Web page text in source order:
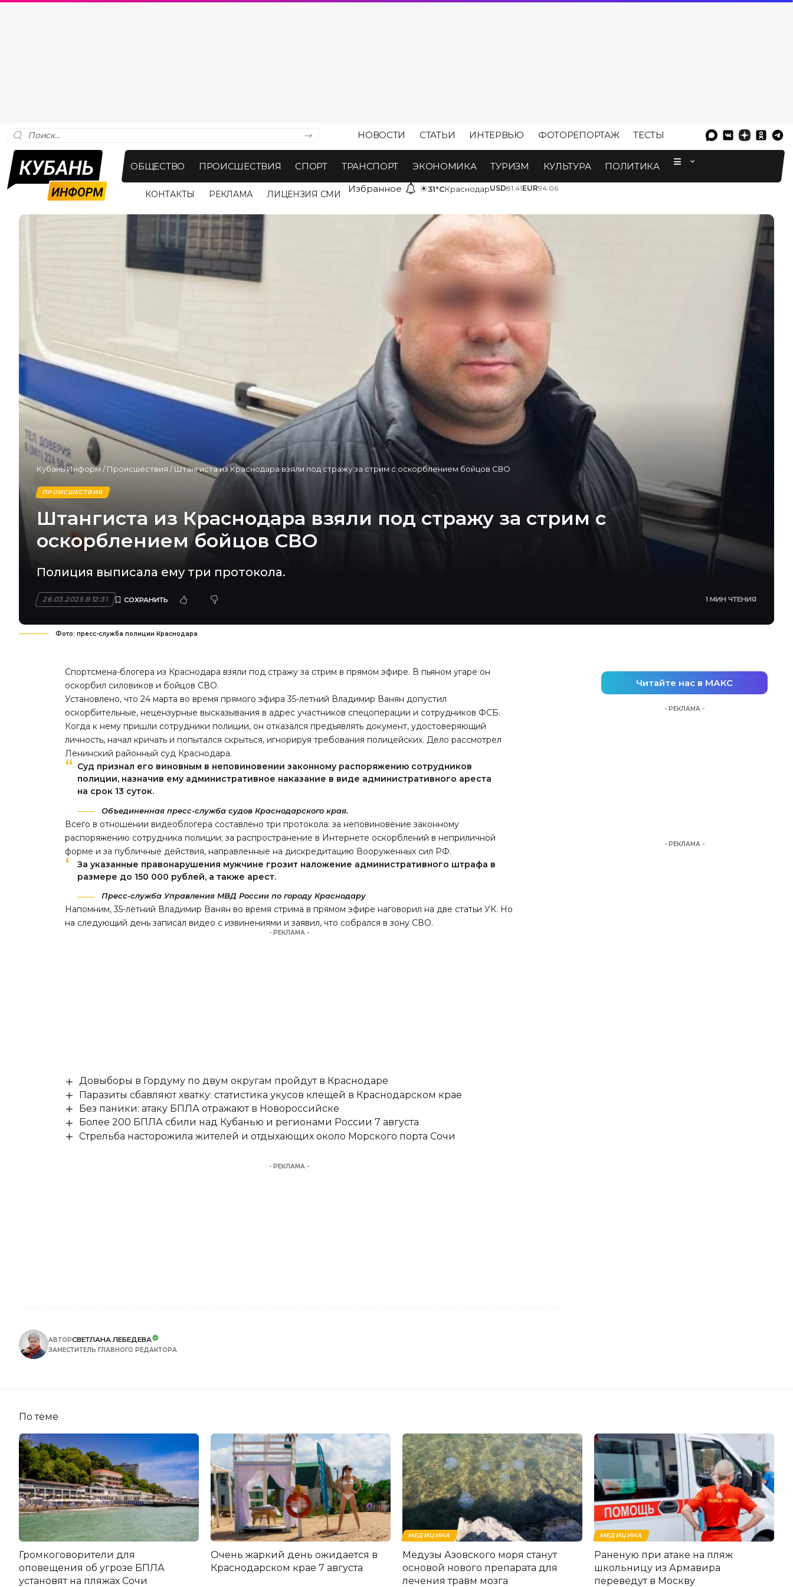
НОВОСТИ СТАТЬИ ИНТЕРВЬЮ ФОТОРЕПОРТАЖ ТЕСТЫ
ОБЩЕСТВО ПРОИСШЕСТВИЯ СПОРТ ТРАНСПОРТ ЭКОНОМИКА ТУРИЗМ КУЛЬТУРА ПОЛИТИКА
КОНТАКТЫ РЕКЛАМА ЛИЦЕНЗИЯ СМИ Избранное ☀31°CКраснодарUSD81.41EUR94.06
Кубань Информ /Происшествия /Штангиста из Краснодара взяли под стражу за стрим с оскорблением бойцов СВО
ПРОИСШЕСТВИЯ
Штангиста из Краснодара взяли под стражу за стрим с
оскорблением бойцов СВО
Полиция выписала ему три протокола.
26.03.2025 В 12:31 1 МИН ЧТЕНИЯ
Фото: пресс-служба полиции Краснодара
Спортсмена-блогера из Краснодара взяли под стражу за стрим в прямом эфире. В пьяном угаре он
оскорбил силовиков и бойцов СВО.
Установлено, что 24 марта во время прямого эфира 35-летний Владимир Ванян допустил
оскорбительные, нецензурные высказывания в адрес участников спецоперации и сотрудников ФСБ.
Когда к нему пришли сотрудники полиции, он отказался предъявлять документ, удостоверяющий
личность, начал кричать и попытался скрыться, игнорируя требования полицейских. Делорассмотрел
Ленинский районный суд Краснодара.
Суд признал его виновным в неповиновении законному распоряжению сотрудников
полиции, назначив ему административное наказание в виде административного ареста
на срок 13 суток.
Объединенная пресс-служба судов Краснодарского края.
Всего в отношении видеоблогера составлено три протокола: за неповиновение законному
распоряжению сотрудника полиции; за распространение в Интернете оскорблений в неприличной
форме и за публичные действия, направленные на дискредитацию Вооруженных сил РФ.
За указанные правонарушения мужчине грозит наложение административного штрафа в
размере до 150 000 рублей, а также арест.
Пресс-служба Управления МВД России по городу Краснодару
Напомним, 35-летний Владимир Ванян во время стрима в прямом эфире наговорил на две статьи УК. Но
на следующий день записал видео с извинениями изаявил, что собрался в зону СВО.
- РЕКЛАМА -
Довыборы в Гордуму по двум округам пройдут в Краснодаре
Паразиты сбавляют хватку: статистика укусов клещей в Краснодарском крае
Без паники: атаку БПЛА отражают в Новороссийске
Более 200 БПЛА сбили над Кубанью и регионами России 7 августа
Стрельба насторожила жителей и отдыхающих около Морского порта Сочи
- РЕКЛАМА -
АВТОРСВЕТЛАНА ЛЕБЕДЕВА
ЗАМЕСТИТЕЛЬ ГЛАВНОГО РЕДАКТОРА
Читайте нас в МАКС
- РЕКЛАМА -
- РЕКЛАМА -
По теме
Громкоговорители для
оповещения об угрозе БПЛА
установят на пляжах Сочи
Очень жаркий день ожидается в
Краснодарском крае 7 августа
МЕДИЦИНА
Медузы Азовского моря станут
основой нового препарата для
лечения травм мозга
МЕДИЦИНА
Раненую при атаке на пляж
школьницу из Армавира
переведут в Москву